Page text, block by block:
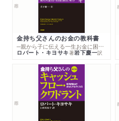
金持ち父さんのお金の教科書
─親から子に伝える一生お金に困らない考え方
ロバート・キヨサキ著岩下慶一訳